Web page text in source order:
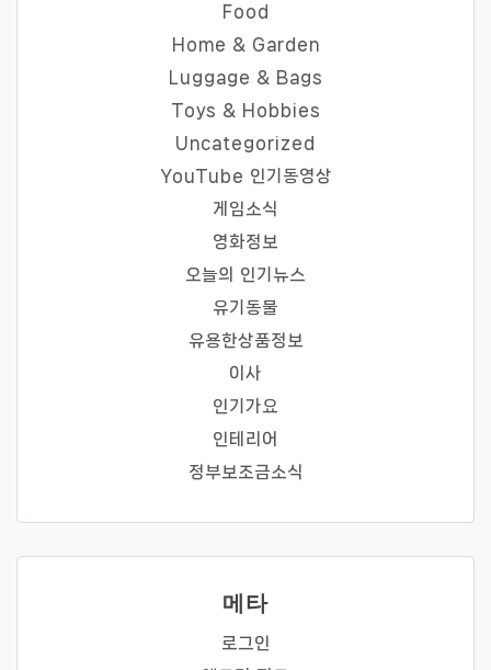
Food
Home & Garden
Luggage & Bags
Toys & Hobbies
Uncategorized
YouTube 인기동영상
게임소식
영화정보
오늘의 인기뉴스
유기동물
유용한상품정보
이사
인기가요
인테리어
정부보조금소식
메타
로그인